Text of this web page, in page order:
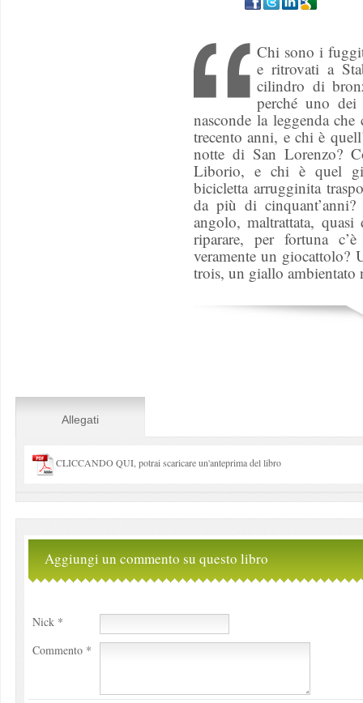
Chi sono i
e ritrovati a
cilindro di
perché uno dei
nasconde la leggenda
trecento anni, e chi è
notte di San Lorenzo?
Liborio, e chi è quel
bicicletta arrugginita
da più di
angolo, maltrattata,
riparare, per fortuna
veramente un giocattolo?
trois, un giallo ambientato
Allegati
CLICCANDO QUI, potrai scaricare un'anteprima del libro
Aggiungi un commento su questo libro
Nick *
Commento *